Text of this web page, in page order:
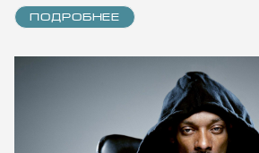
ПОДРОБНЕЕ